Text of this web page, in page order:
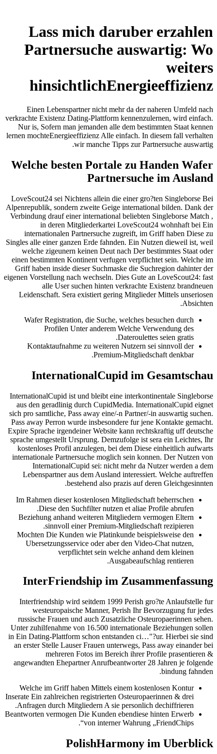
Lass mich daruber erzahlen
Partnersuche auswartig: Wo
weiters
hinsichtlichEnergieeffizienz
Einen Lebenspartner nicht mehr da der naheren Umfeld nach
verkrachte Existenz Dating-Plattform kennenzulernen, wird einfach.
Nur is, Sofern man jemanden alle dem bestimmten Staat kennen
lernen mochteEnergieeffizienz Alle einfach. In diesem fall verhalten
wir manche Tipps zur Partnersuche auswartig.
Welche besten Portale zu Handen Wafer
Partnersuche im Ausland
LoveScout24 sei Nichtens allein die einer gro?ten Singleborse Bei
Alpenrepublik, sondern zweite Geige international bilden. Dank der
Verbindung drauf einer international beliebten Singleborse Match ,
in deren Mitgliederkartei LoveScout24 wohnhaft bei Ein
internationalen Partnersuche zugreift, im Griff haben Diese zu
Singles alle einer ganzen Erde fahnden. Ein Nutzen dieweil ist, weil
welche zigeunern keinen Deut nach Der bestimmtes Staat oder
einen bestimmten Kontinent verfugen verpflichtet sein. Welche im
Griff haben inside dieser Suchmaske die Suchregion dahinter der
eigenen Vorstellung nach wechseln. Dies Gute an LoveScout24: fast
alle User suchen hinten verkrachte Existenz brandneuen
Leidenschaft. Sera existiert gering Mitglieder Mittels unseriosen
Absichten.
Wafer Registration, die Suche, welches besuchen durch
Profilen Unter anderem Welche Verwendung des
Dateroulettes seien gratis.
Kontaktaufnahme zu weiteren Nutzern sei sinnvoll der
Premium-Mitgliedschaft denkbar.
InternationalCupid im Gesamtschau
InternationalCupid ist und bleibt eine interkontinentale Singleborse
aus den geradlinig durch CupidMedia. InternationalCupid eignet
sich pro samtliche, Pass away eine/-n Partner/-in auswartig suchen.
Pass away Perron wurde insbesondere fur jene Kontakte gemacht.
Expire Sprache irgendeiner Website kann rechtskraftig uff deutsche
sprache umgestellt Ursprung. Demzufolge ist sera ein Leichtes, Ihr
kostenloses Profil anzulegen, bei dem Diese einheitlich aufwarts
internationale Partnersuche moglich sein konnen. Der Nutzen von
InternationalCupid sei: nicht mehr da Nutzer werden a dem
Lebenspartner aus dem Ausland interessiert. Welche auftreffen
bestehend also prazis auf deren Gleichgesinnten.
Im Rahmen dieser kostenlosen Mitgliedschaft beherrschen
Diese den Suchfilter nutzen et aliae Profile abrufen.
Beziehung anhand weiteren Mitgliedern vermogen Eltern
sinnvoll einer Premium-Mitgliedschaft rezipieren.
Mochten Die Kunden wie Platinkunde beispielsweise den
Ubersetzungsservice oder aber den Video-Chat nutzen,
verpflichtet sein welche anhand dem kleinen
Ausgabeaufschlag rentieren.
InterFriendship im Zusammenfassung
Interfriendship wird seitdem 1999 Perish gro?te Anlaufstelle fur
westeuropaische Manner, Perish Ihr Bevorzugung fur jedes
russische Frauen und auch Zusatzliche Osteuropaerinnen sehen.
Unter zuhilfenahme von 16.500 internationale Beziehungen sollen
in Ein Dating-Plattform schon entstanden ci…"?ur. Hierbei sie sind
an erster Stelle Lauser Frauen unterwegs, Pass away einander bei
mehreren Fotos im Bereich ihrer Profile prasentieren &
angewandten Ehepartner Anrufbeantworter 28 Jahren je folgende
bindung fahnden.
Welche im Griff haben Mittels einem kostenlosen Kontur
Inserate Ein zahlreichen registrierten Osteuropaerinnen & drei
Anfragen durch Mitgliedern A sie personlich dechiffrieren.
Beantworten vermogen Die Kunden ebendiese hinten Erwerb
von interner Wahrung „FriendChips“.
PolishHarmony im Uberblick